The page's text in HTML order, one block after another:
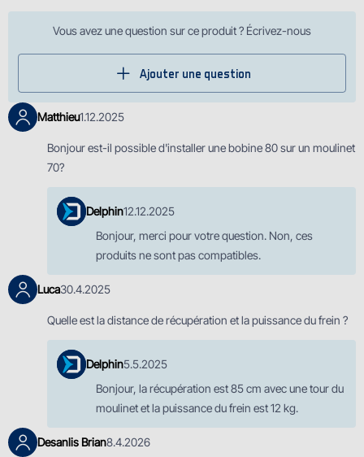
Vous avez une question sur ce produit ? Écrivez-nous
Ajouter une question
Matthieu1.12.2025
Bonjour est-il possible d'installer une bobine 80 sur un moulinet
70?
Delphin12.12.2025
Bonjour, merci pour votre question. Non, ces
produits ne sont pas compatibles.
Luca30.4.2025
Quelle est la distance de récupération et la puissance du frein ?
Delphin5.5.2025
Bonjour, la récupération est 85 cm avec une tour du
moulinet et la puissance du frein est 12 kg.
Desanlis Brian8.4.2026